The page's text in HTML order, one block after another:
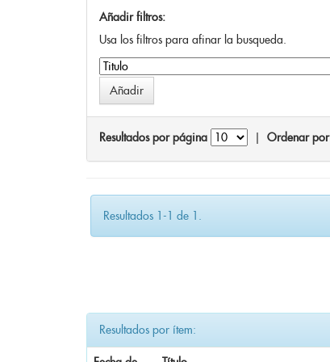
Añadir filtros:
Usa los filtros para afinar la busqueda.
Resultados por página Ordenar por
Resultados 1-1 de 1.
Resultados por ítem: